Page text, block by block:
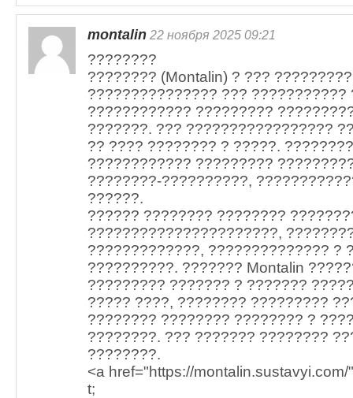
montalin 22 ноября 2025 09:21
????????
???????? (Montalin) ? ???
??????????????? ???
???????????? ?????????
???????. ??? ?????????????????
?? ???? ???????? ? ?????.
???????????? ?????????
????????-??????????,
??????.
?????? ???????? ????????
??????????????????????,
?????????????, ?????????????? ?
??????????. ??????? Montalin
????????? ??????? ? ???????
????? ????, ???????? ?????????
???????? ???????? ???????? ?
????????. ??? ??????? ????????
????????.
<a href="https://
t;